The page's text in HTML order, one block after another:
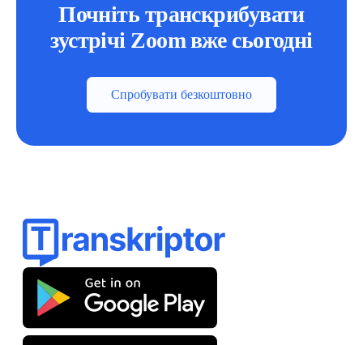
Почніть транскрибувати
зустрічі Zoom вже сьогодні
Спробувати безкоштовно